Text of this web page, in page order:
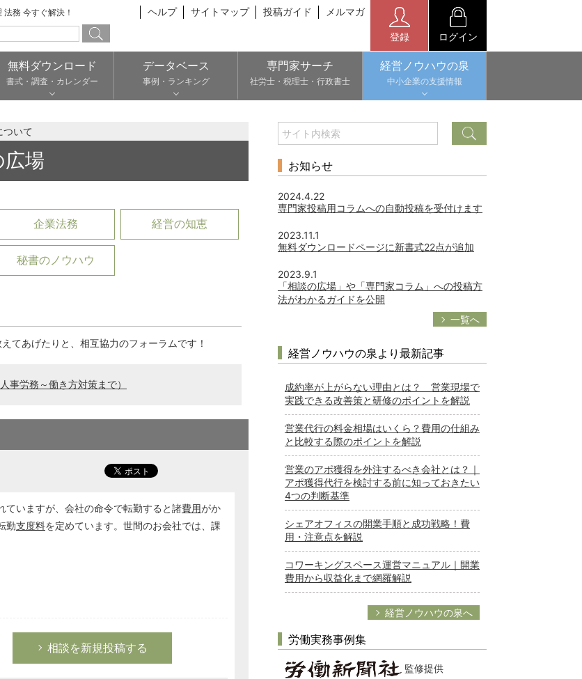
務 今すぐ解決！ ヘルプ サイトマップ 投稿ガイド メルマガ
登録 ログイン
無料ダウンロード
書式・調査・カレンダー
データベース
事例・ランキング
専門家サーチ
社労士・税理士・行政書士
経営ノウハウの泉
中小企業の支援情報
ついて
場
企業法務 経営の知恵
秘書のノウハウ
てあげたりと、相互協力のフォーラムです！
事労務～働き方対策まで）
ていますが、会社の命令で転勤すると諸費用がか
勤支度料を定めています。世間のお会社では、課
相談を新規投稿する
お知らせ
2024.4.22
専門家投稿用コラムへの自動投稿を受付けます
2023.11.1
無料ダウンロードページに新書式22点が追加
2023.9.1
「相談の広場」や「専門家コラム」への投稿方
法がわかるガイドを公開
一覧へ
経営ノウハウの泉より最新記事
成約率が上がらない理由とは？ 営業現場で
実践できる改善策と研修のポイントを解説
営業代行の料金相場はいくら？費用の仕組み
と比較する際のポイントを解説
営業のアポ獲得を外注するべき会社とは？｜
アポ獲得代行を検討する前に知っておきたい
4つの判断基準
シェアオフィスの開業手順と成功戦略！費
用・注意点を解説
コワーキングスペース運営マニュアル｜開業
費用から収益化まで網羅解説
経営ノウハウの泉へ
労働実務事例集
監修提供